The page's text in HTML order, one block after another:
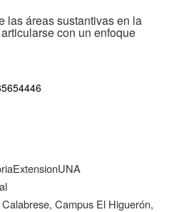
las áreas sustantivas en la
con un enfoque
Campus El Higuerón,